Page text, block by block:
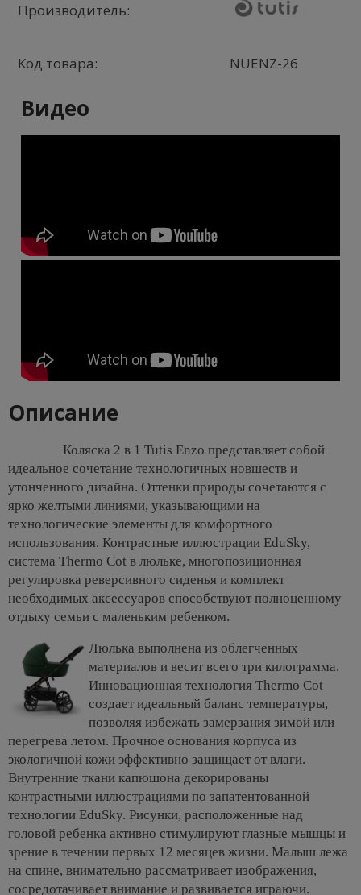
Производитель:
Код товара: NUENZ-26
Видео
Описание
Коляска 2 в 1 Tutis Enzo представляет собой
идеальное сочетание технологичных новшеств и
утонченного дизайна. Оттенки природы сочетаются с
ярко желтыми линиями, указывающими на
технологические элементы для комфортного
использования. Контрастные иллюстрации EduSky,
система Thermo Cot в люльке, многопозиционная
регулировка реверсивного сиденья и комплект
необходимых аксессуаров способствуют полноценному
отдыху семьи с маленьким ребенком.
Люлька выполнена из облегченных
материалов и весит всего три килограмма.
Инновационная технология Thermo Cot
создает идеальный баланс температуры,
позволяя избежать замерзания зимой или
перегрева летом. Прочное основания корпуса из
экологичной кожи эффективно защищает от влаги.
Внутренние ткани капюшона декорированы
контрастными иллюстрациями по запатентованной
технологии EduSky. Рисунки, расположенные над
головой ребенка активно стимулируют глазные мышцы и
зрение в течении первых 12 месяцев жизни. Малыш лежа
на спине, внимательно рассматривает изображения,
сосредотачивает внимание и развивается играючи.